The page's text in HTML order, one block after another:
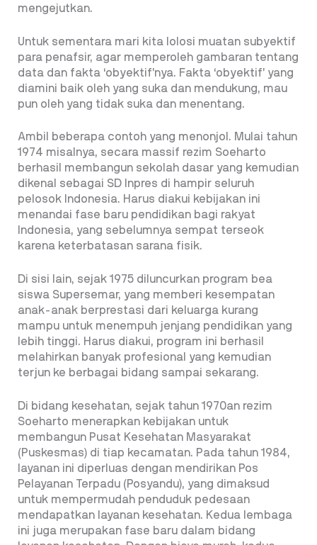
mengejutkan.
Untuk sementara mari kita lolosi muatan subyektif
para penafsir, agar memperoleh gambaran tentang
data dan fakta ‘obyektif’nya. Fakta ‘obyektif’ yang
diamini baik oleh yang suka dan mendukung, mau
pun oleh yang tidak suka dan menentang.
Ambil beberapa contoh yang menonjol. Mulai tahun
1974 misalnya, secara massif rezim Soeharto
berhasil membangun sekolah dasar yang kemudian
dikenal sebagai SD Inpres di hampir seluruh
pelosok Indonesia. Harus diakui kebijakan ini
menandai fase baru pendidikan bagi rakyat
Indonesia, yang sebelumnya sempat terseok
karena keterbatasan sarana fisik.
Di sisi lain, sejak 1975 diluncurkan program bea
siswa Supersemar, yang memberi kesempatan
anak-anak berprestasi dari keluarga kurang
mampu untuk menempuh jenjang pendidikan yang
lebih tinggi. Harus diakui, program ini berhasil
melahirkan banyak profesional yang kemudian
terjun ke berbagai bidang sampai sekarang.
Di bidang kesehatan, sejak tahun 1970an rezim
Soeharto menerapkan kebijakan untuk
membangun Pusat Kesehatan Masyarakat
(Puskesmas) di tiap kecamatan. Pada tahun 1984,
layanan ini diperluas dengan mendirikan Pos
Pelayanan Terpadu (Posyandu), yang dimaksud
untuk mempermudah penduduk pedesaan
mendapatkan layanan kesehatan. Kedua lembaga
ini juga merupakan fase baru dalam bidang